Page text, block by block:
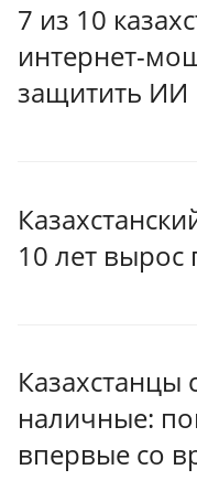
7 из 10
интернет-
защитить ИИ
10 лет вырос
Казахстанцы
наличные:
впервые со